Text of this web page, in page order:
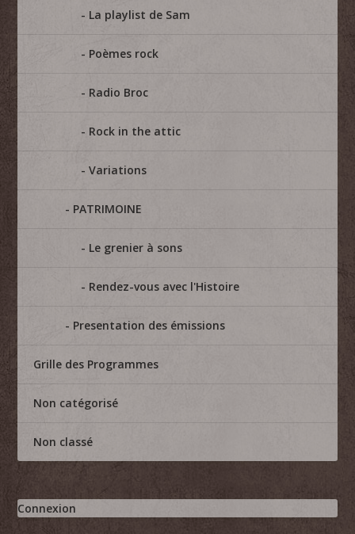
La playlist de Sam
Poèmes rock
Radio Broc
Rock in the attic
Variations
PATRIMOINE
Le grenier à sons
Rendez-vous avec l'Histoire
Presentation des émissions
Grille des Programmes
Non catégorisé
Non classé
Connexion